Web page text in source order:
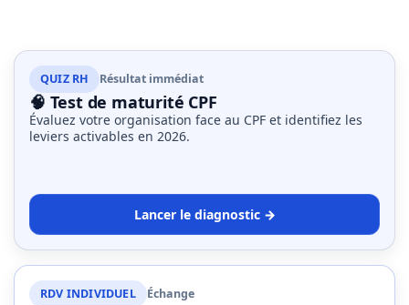
QUIZ RH Résultat immédiat
🧠 Test de maturité CPF
Évaluez votre organisation face au CPF et identifiez les
leviers activables en 2026.
Lancer le diagnostic →
RDV INDIVIDUEL Échange